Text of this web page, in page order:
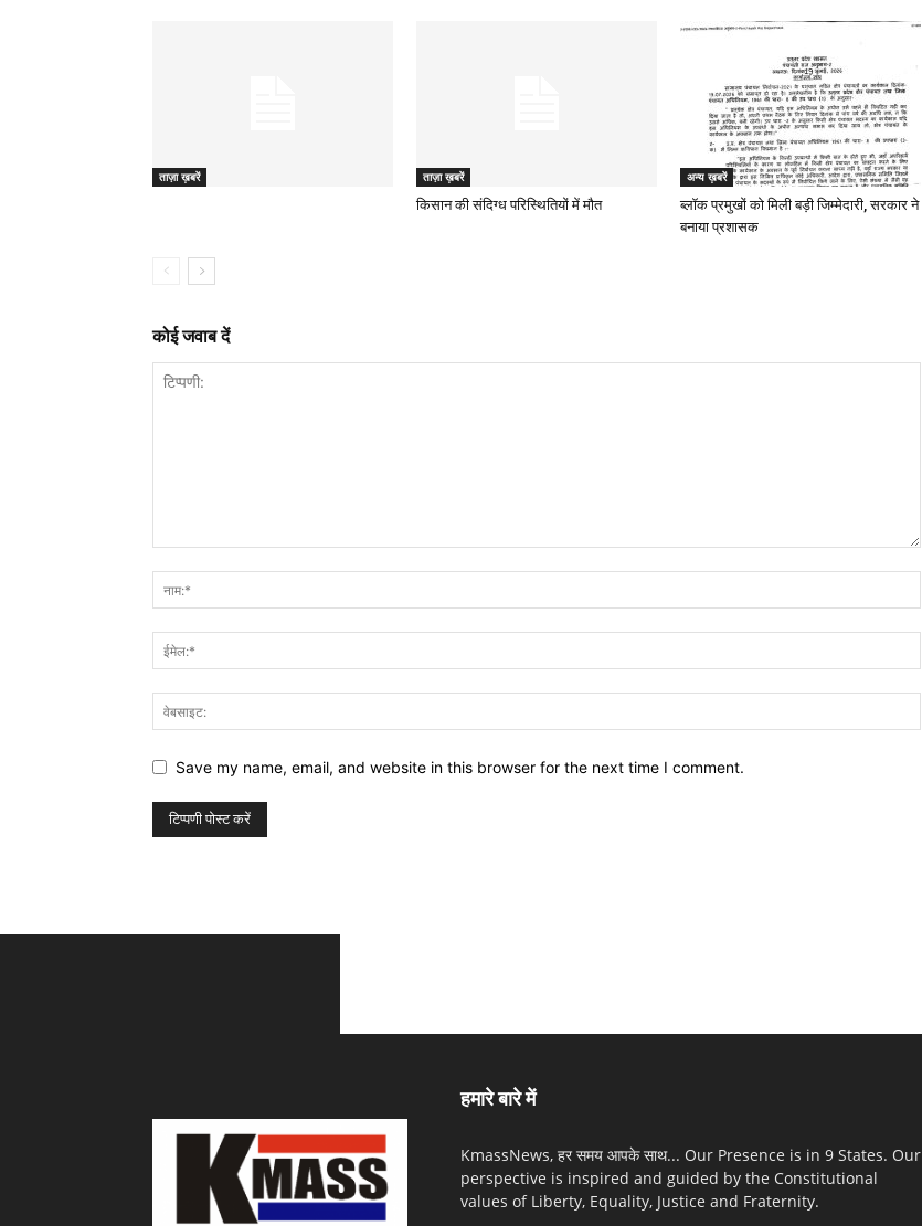
ताज़ा ख़बरें ताज़ा ख़बरें
किसान की संदिग्ध परिस्थितियों में मौत
अन्य ख़बरें
ब्लॉक प्रमुखों को मिली बड़ी जिम्मेदारी, सरकार ने
बनाया प्रशासक
कोई जवाब दें
Save my name, email, and website in this browser for the next time I comment.
हमारे बारे में
KmassNews, हर समय आपके साथ... Our Presence is in 9 States. Our
perspective is inspired and guided by the Constitutional
values of Liberty, Equality, Justice and Fraternity.